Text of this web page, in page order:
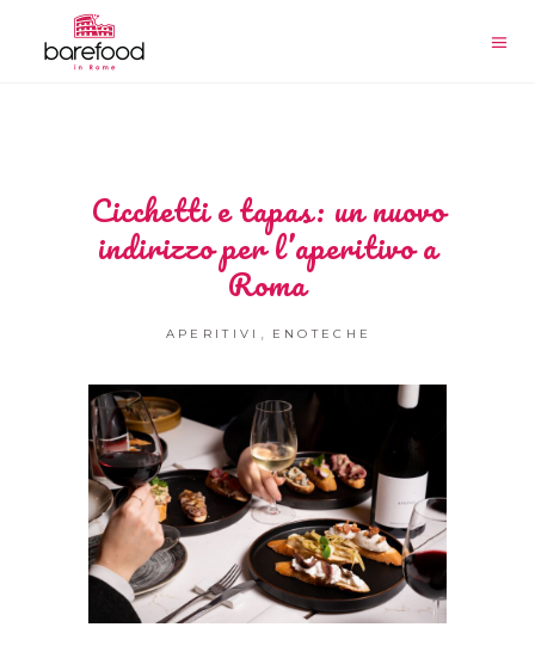
Cicchetti e tapas: un nuovo
indirizzo per l’aperitivo a
Roma
APERITIVI ENOTECHE